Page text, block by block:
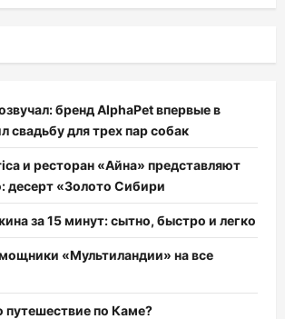
бренд AlphaPet впервые в
свадьбу для трех пар собак
и ресторан «Айна» представляют
десерт «Золото Сибири
за 15 минут: сытно, быстро и легко
«Мультиландии» на все
путешествие по Каме?